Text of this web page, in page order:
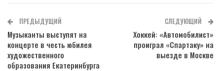
ПРЕДЫДУЩИЙ
Музыканты выступят на
концерте в честь юбилея
художественного
образования Екатеринбурга
СЛЕДУЮЩИЙ
Хоккей: «Автомобилист»
проиграл «Спартаку» на
выезде в Москве